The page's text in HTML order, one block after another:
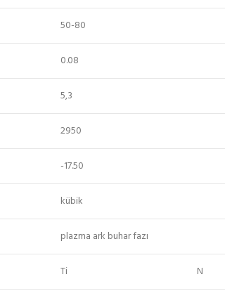
50-80
0.08
5,3
2950
-17.50
kübik
plazma ark buhar fazı
Ti N